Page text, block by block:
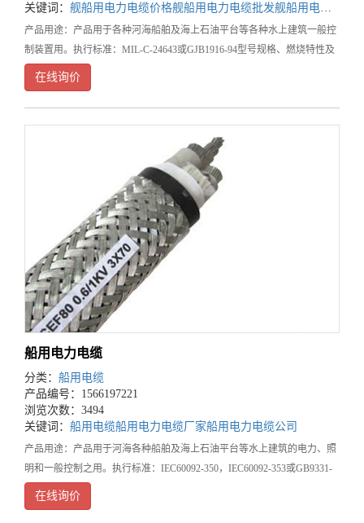
关键词： 舰船用电力电缆价格舰船用电力电缆批发舰船用电力电缆公司
产品用途：产品用于各种河海船舶及海上石油平台等各种水上建筑一般控
制装置用。执行标准：MIL-C-24643或GJB1916-94型号规格、燃烧特性及
额定电压产品名称及代号
在线询价
船用电力电缆
分类： 船用电缆
产品编号：1566197221
浏览次数：3494
关键词： 船用电缆船用电力电缆厂家船用电力电缆公司
产品用途：产品用于河海各种船舶及海上石油平台等水上建筑的电力、照
明和一般控制之用。执行标准：IEC60092-350，IEC60092-353或GB9331-
88型号规格、燃烧特性及额定电压
在线询价